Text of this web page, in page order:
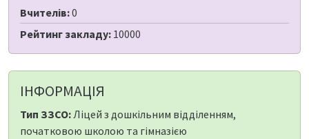
Вчителів:0
Рейтинг закладу: 10000
ІНФОРМАЦІЯ
Тип ЗЗСО:Ліцей з дошкільним відділенням,
початковою школою та гімназією